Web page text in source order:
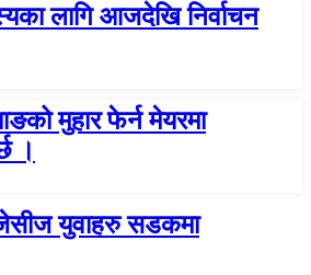
लागि आजदेखि निर्वाचन
मुहार फेर्न मेयरमा
।
जेसीज युवाहरु सडकमा